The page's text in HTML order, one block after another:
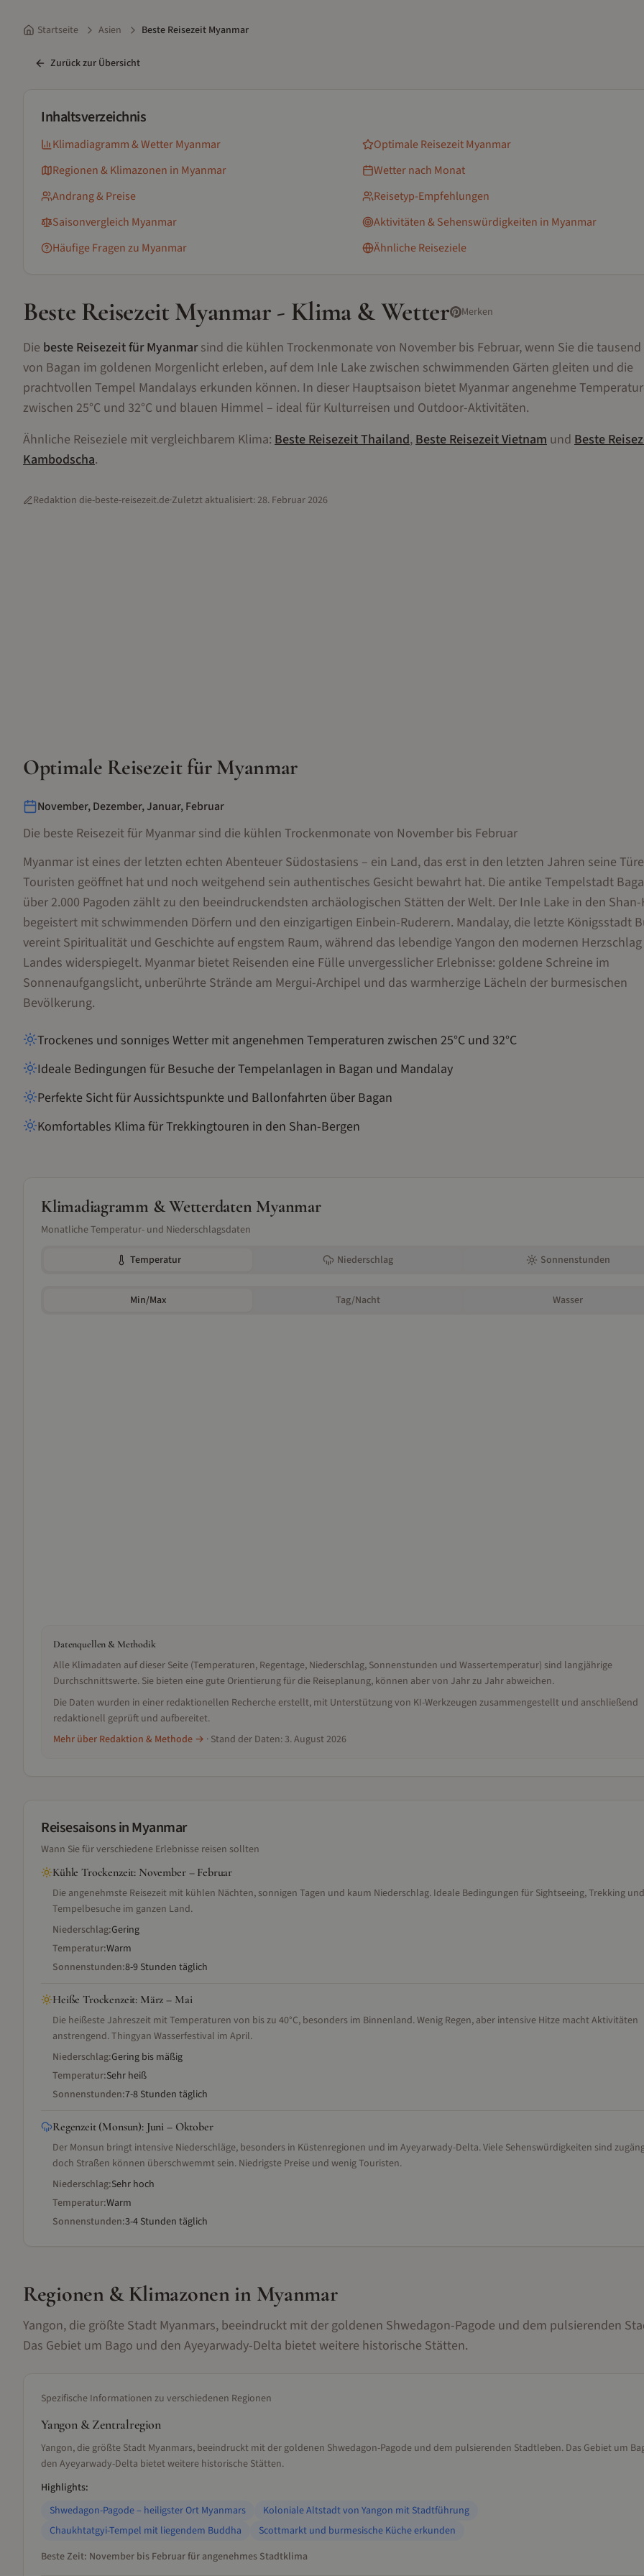
Startseite Asien Beste Reisezeit Myanmar
Zurück zur Übersicht
Inhaltsverzeichnis
Klimadiagramm & WetterMyanmar Optimale ReisezeitMyanmar
Regionen & Klimazonen in Myanmar
Wetter nach Monat
Andrang & Preise
Reisetyp-Empfehlungen
Saisonvergleich Myanmar Aktivitäten & Sehenswürdigkeiten in Myanmar
Häufige Fragen zu Myanmar Ähnliche Reiseziele
Beste ReisezeitMyanmar - Klima & Wetter Merken
Die beste Reisezeit für Myanmarsind die kühlen Trockenmonate von November bis Februar, wenn Sie die tausend
von Bagan im goldenen Morgenlicht erleben, auf dem Inle Lake zwischen schwimmenden Gärten gleiten und die
prachtvollen Tempel Mandalays erkunden können. In dieser Hauptsaison bietet Myanmar angenehme
zwischen 25°C und 32°C und blauen Himmel – ideal für Kulturreisen und Outdoor-Aktivitäten.
Ähnliche Reiseziele mit vergleichbarem Klima: Beste ReisezeitThailand,Beste ReisezeitVietnam und Beste
Kambodscha.
Redaktion die-beste-reisezeit.de·Zuletzt aktualisiert:28. Februar 2026
Optimale Reisezeit fürMyanmar
November, Dezember, Januar, Februar
Die beste Reisezeit für Myanmar sind die kühlen Trockenmonate von November bis Februar
Myanmar ist eines der letzten echten Abenteuer Südostasiens – ein Land, das erst in den letzten Jahren seine
Touristen geöffnet hat und noch weitgehend sein authentisches Gesicht bewahrt hat. Die antike Tempelstadt
über 2.000 Pagoden zählt zu den beeindruckendsten archäologischen Stätten der Welt. Der Inle Lake in den
begeistert mit schwimmenden Dörfern und den einzigartigen Einbein-Ruderern. Mandalay, die letzte Königsstadt
vereint Spiritualität und Geschichte auf engstem Raum, während das lebendige Yangon den modernen
Landes widerspiegelt. Myanmar bietet Reisenden eine Fülle unvergesslicher Erlebnisse: goldene Schreine im
Sonnenaufgangslicht, unberührte Strände am Mergui-Archipel und das warmherzige Lächeln der burmesischen
Bevölkerung.
Trockenes und sonniges Wetter mit angenehmen Temperaturen zwischen 25°C und 32°C
Ideale Bedingungen für Besuche der Tempelanlagen in Bagan und Mandalay
Perfekte Sicht für Aussichtspunkte und Ballonfahrten über Bagan
Komfortables Klima für Trekkingtouren in den Shan-Bergen
Klimadiagramm & Wetterdaten Myanmar
Monatliche Temperatur- und Niederschlagsdaten
Temperatur Niederschlag Sonnenstunden
Min/Max Tag/Nacht Wasser
Datenquellen & Methodik
Alle Klimadaten auf dieser Seite (Temperaturen, Regentage, Niederschlag, Sonnenstunden und Wassertemperatur) sind langjährige
Durchschnittswerte. Sie bieten eine gute Orientierung für die Reiseplanung, können aber von Jahr zu Jahr abweichen.
Die Daten wurden in einer redaktionellen Recherche erstellt, mit Unterstützung von KI-Werkzeugen zusammengestellt und anschließend
redaktionell geprüft und aufbereitet.
Mehr über Redaktion & Methode → · Stand der Daten: 3. August 2026
Reisesaisonsin Myanmar
Wann Sie für verschiedene Erlebnisse reisen sollten
Kühle Trockenzeit: November – Februar
Die angenehmste Reisezeit mit kühlen Nächten, sonnigen Tagen und kaum Niederschlag. Ideale Bedingungen für Sightseeing, Trekking und
Tempelbesuche im ganzen Land.
Niederschlag:Gering
Temperatur:Warm
Sonnenstunden:8-9 Stunden täglich
Heiße Trockenzeit: März – Mai
Die heißeste Jahreszeit mit Temperaturen von bis zu 40°C, besonders im Binnenland. Wenig Regen, aber intensive Hitze macht Aktivitäten
anstrengend. Thingyan Wasserfestival im April.
Niederschlag:Gering bis mäßig
Temperatur:Sehr heiß
Sonnenstunden:7-8 Stunden täglich
Regenzeit (Monsun): Juni – Oktober
Der Monsun bringt intensive Niederschläge, besonders in Küstenregionen und im Ayeyarwady-Delta. Viele Sehenswürdigkeiten sind
doch Straßen können überschwemmt sein. Niedrigste Preise und wenig Touristen.
Niederschlag:Sehr hoch
Temperatur:Warm
Sonnenstunden:3-4 Stunden täglich
Regionen & Klimazonen in Myanmar
Yangon, die größte Stadt Myanmars, beeindruckt mit der goldenen Shwedagon-Pagode und dem pulsierenden
Das Gebiet um Bago und den Ayeyarwady-Delta bietet weitere historische Stätten.
Spezifische Informationen zu verschiedenen Regionen
Yangon & Zentralregion
Yangon, die größte Stadt Myanmars, beeindruckt mit der goldenen Shwedagon-Pagode und dem pulsierenden Stadtleben. Das Gebiet um
den Ayeyarwady-Delta bietet weitere historische Stätten.
Highlights:
Shwedagon-Pagode – heiligster Ort Myanmars
Koloniale Altstadt von Yangon mit Stadtführung
Chaukhtatgyi-Tempel mit liegendem Buddha
Scottmarkt und burmesische Küche erkunden
Beste Zeit: November bis Februar für angenehmes Stadtklima